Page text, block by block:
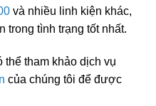
và nhiều linh kiện khác,
trong tình trạng tốt nhất.
thể tham khảo dịch vụ
của chúng tôi để được